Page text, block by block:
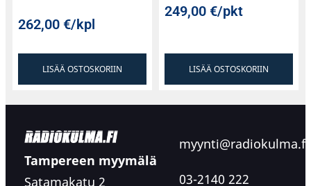
262,00€/kpl
LISÄÄ OSTOSKORIIN
249,00€/pkt
LISÄÄ OSTOSKORIIN
Tampereen myymälä
Satamakatu 2
myynti@radiokulma.fi
03-2140 222